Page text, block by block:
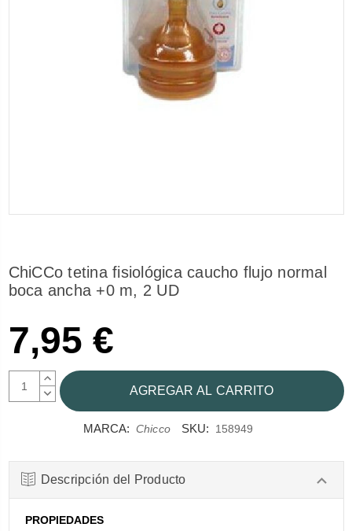
ChiCCo tetina fisiológica caucho flujo normal
boca ancha +0 m, 2 UD
7,95 €
AUMENTAR
CANTIDAD:
DISMINUIR
CANTIDAD:
MARCA: Chicco SKU: 158949
Descripción del Producto
PROPIEDADES